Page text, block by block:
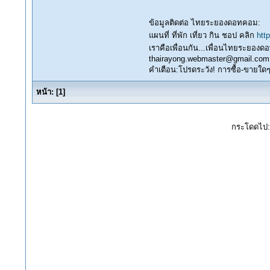
ข้อมูลติดต่อ ไทยระยองดอทคอม:
แผนที่ ที่พัก เที่ยว กิน ชอป คลิก
เราคือเพื่อนกัน...เพื่อนไทยระยองด
คำเตือน:โปรดระวัง! การซื้อ-ขายใ
หน้า: [1]
กระโดดไป: